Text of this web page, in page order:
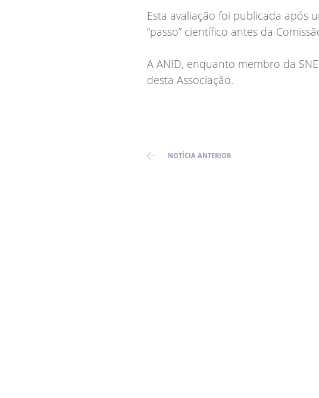
Esta avaliação foi publicada após
“passo” científico antes da
A ANID, enquanto membro da
desta Associação.
NOTÍCIA ANTERIOR